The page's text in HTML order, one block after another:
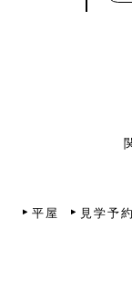
平屋 見学予約